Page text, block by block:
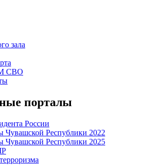
зала
СВО
порталы
России
Чувашской Республики 2022
Чувашской Республики 2025